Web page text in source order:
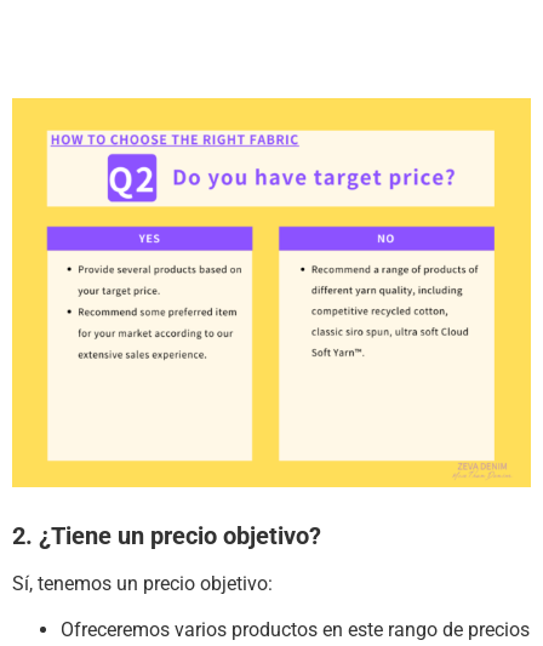
2. ¿Tiene un precio objetivo?
Sí, tenemos un precio objetivo:
Ofreceremos varios productos en este rango de precios